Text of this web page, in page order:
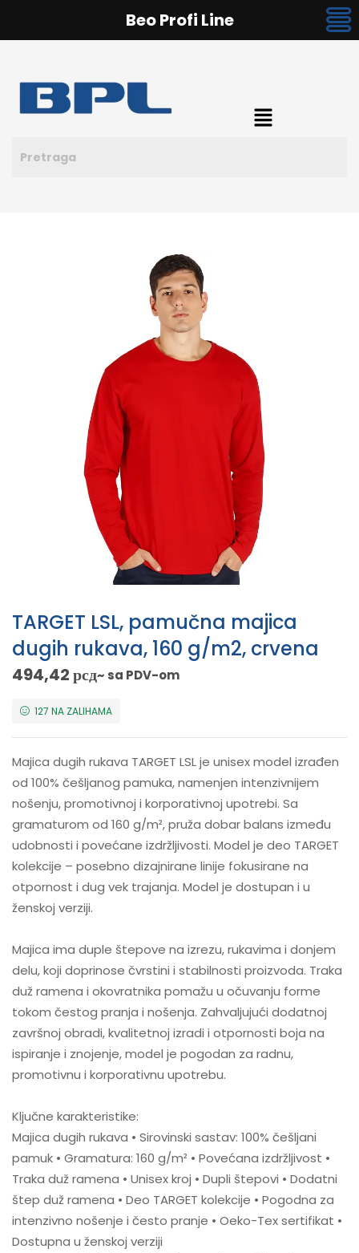
TARGET LSL, pamučna majica
dugih rukava, 160 g/m2, crvena
494,42рсд~ sa PDV-om
127 NA ZALIHAMA
Majica dugih rukava TARGET LSL je unisex model izrađen
od 100% češljanog pamuka, namenjen intenzivnijem
nošenju, promotivnoj i korporativnoj upotrebi. Sa
gramaturom od 160 g/m², pruža dobar balans između
udobnosti i povećane izdržljivosti. Model je deo TARGET
kolekcije – posebno dizajnirane linije fokusirane na
otpornost i dug vek trajanja. Model je dostupan i u
ženskoj verziji.
Majica ima duple štepove na izrezu, rukavima i donjem
delu, koji doprinose čvrstini i stabilnosti proizvoda. Traka
duž ramena i okovratnika pomažu u očuvanju forme
tokom čestog pranja i nošenja. Zahvaljujući dodatnoj
završnoj obradi, kvalitetnoj izradi i otpornosti boja na
ispiranje i znojenje, model je pogodan za radnu,
promotivnu i korporativnu upotrebu.
Ključne karakteristike:
Majica dugih rukava • Sirovinski sastav: 100% češljani
pamuk • Gramatura: 160 g/m² • Povećana izdržljivost •
Traka duž ramena • Unisex kroj • Dupli štepovi • Dodatni
štep duž ramena • Deo TARGET kolekcije • Pogodna za
intenzivno nošenje i često pranje • Oeko-Tex sertifikat •
Dostupna u ženskoj verziji
Beo Profi Line